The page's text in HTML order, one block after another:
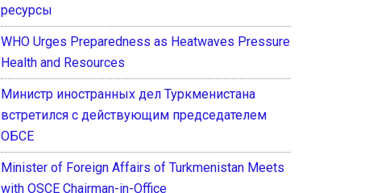
ресурсы
WHO Urges Preparedness as Heatwaves Pressure
Health and Resources
Министр иностранных дел Туркменистана
встретился с действующим председателем
ОБСЕ
Minister of Foreign Affairs of Turkmenistan Meets
with OSCE Chairman-in-Office